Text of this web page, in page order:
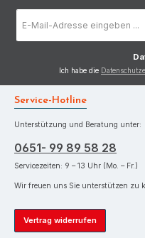
Mail-
Ich habe die
Service-Hotline
Unterstützung und Beratung unter:
0651- 99 89 58 28
Servicezeiten: 9 – 13 Uhr (Mo. – Fr.)
Wir freuen uns Sie unterstützen zu
Vertrag widerrufen